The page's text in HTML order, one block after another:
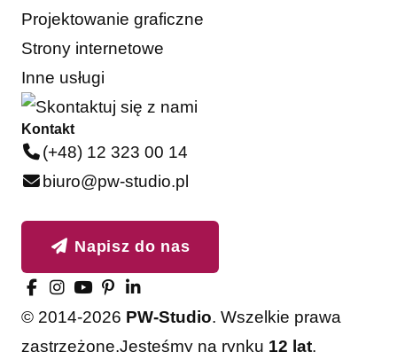
Projektowanie graficzne
Strony internetowe
Inne usługi
Kontakt
(+48) 12 323 00 14
biuro@pw-studio.pl
Napisz do nas
© 2014-2026 PW-Studio. Wszelkie prawa
zastrzeżone.Jesteśmy na rynku 12 lat,